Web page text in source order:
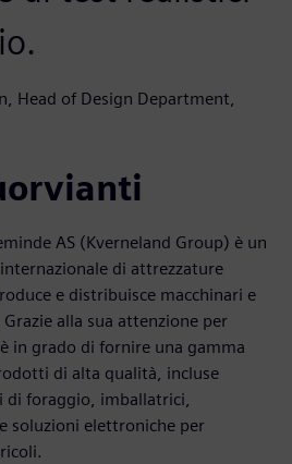
Head of Design Department,
AS (Kverneland Group) è un
di attrezzature
e distribuisce macchinari e
alla sua attenzione per
in grado di fornire una gamma
di alta qualità, incluse
foraggio, imballatrici,
soluzioni elettroniche per